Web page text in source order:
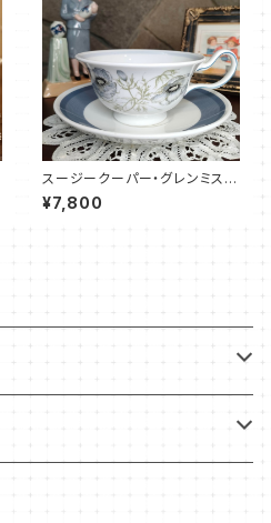
スージークーパー・グレンミス
ト・ピオニー・カップ＆ソーサー
（SCGM0050）
¥7,800